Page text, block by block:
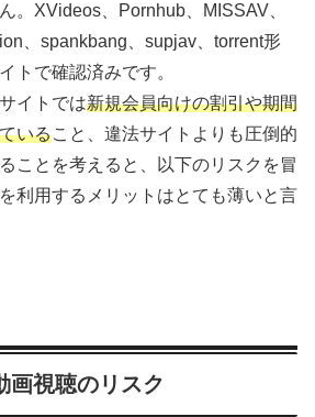
。XVideos、Pornhub、MISSAV、
、spankbang、supjav、torrent形
トで確認済みです。
イトでは新規会員向けの割引や期間
いること、違法サイトよりも圧倒的
ことを考えると、以下のリスクを冒
利用するメリットはとても薄いと言
画視聴のリスク